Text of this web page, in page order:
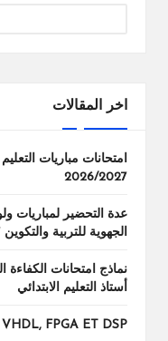
اخر المقالات
امتحانات مباريات
2026/2027
عدة التحضير لمباريات
الجهوية للتربية والتكوين 2026/2027
نماذج امتحانات الكفاءة
أستاذ التعليم الابتدائي
VHDL, FPGA ET DSP